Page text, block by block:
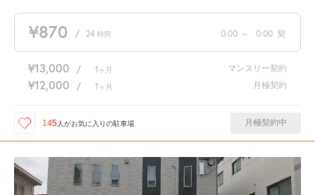
¥870 / 24 時間 0:00 ～ 0:00 契
¥13,000 / 1 ヶ月 マンスリー契約
¥12,000 / 1 ヶ月 月極契約
145 人がお気に入りの駐車場 月極契約中